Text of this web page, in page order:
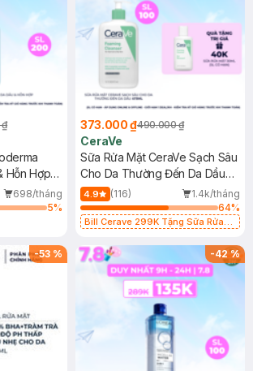
Hỗn Hợp
698/tháng
5%
373.000 ₫490.000 ₫
CeraVe
Sữa Rửa Mặt CeraVe Sạch Sâu
Cho Da Thường Đến Da Dầu
473ml
4.9 (116)
1.4k/tháng
64%
Bill Cerave 299K Tặng Sữa Rửa
-53 % -42%